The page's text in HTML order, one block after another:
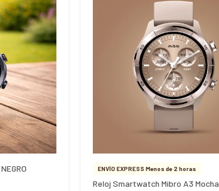
ENVÍO EXPRESS Menos de 2 horas
Reloj Smartwatch Mibro A3 Mocha